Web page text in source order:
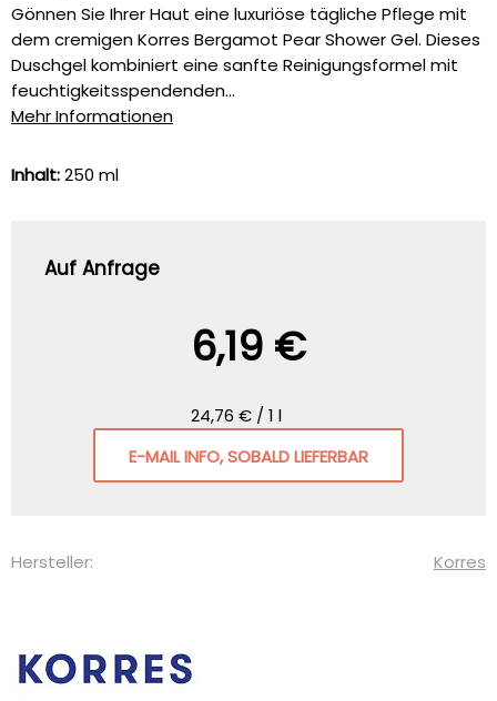
Gönnen Sie Ihrer Haut eine luxuriöse tägliche Pflege mit
dem cremigen Korres Bergamot Pear Shower Gel. Dieses
Duschgel kombiniert eine sanfte Reinigungsformel mit
feuchtigkeitsspendenden...
Mehr Informationen
Inhalt:250 ml
Auf Anfrage
6,19 €
24,76 € / 1 l
E-MAIL INFO, SOBALD LIEFERBAR
Hersteller: Korres